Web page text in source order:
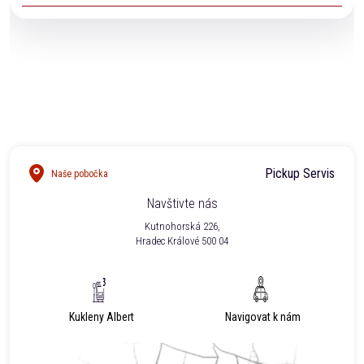
Naše pobočka
Pickup Servis
Navštivte nás
Kutnohorská 226,
Hradec Králové 500 04
Kukleny Albert Navigovat k nám